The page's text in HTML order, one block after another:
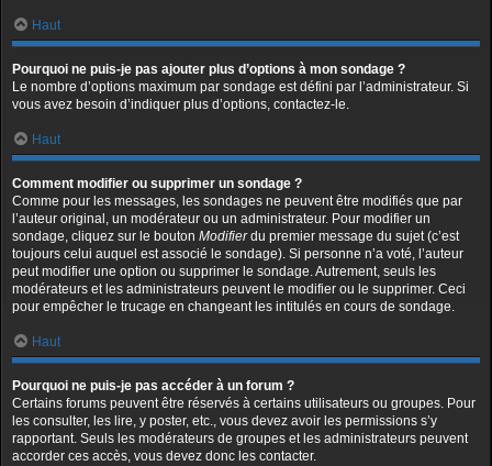
Haut
Pourquoi ne puis-je pas ajouter plus d’options à mon sondage ?
Le nombre d’options maximum par sondage est défini par l’administrateur. Si
vous avez besoin d’indiquer plus d’options, contactez-le.
Haut
Comment modifier ou supprimer un sondage ?
Comme pour les messages, les sondages ne peuvent être modifiés que par
l’auteur original, un modérateur ou un administrateur. Pour modifier un
sondage, cliquez sur le bouton Modifierdu premier message du sujet (c’est
toujours celui auquel est associé le sondage). Si personne n’a voté, l’auteur
peut modifier une option ou supprimer le sondage. Autrement, seuls les
modérateurs et les administrateurs peuvent le modifier ou le supprimer. Ceci
pour empêcher le trucage en changeant les intitulés en cours de sondage.
Haut
Pourquoi ne puis-je pas accéder à un forum ?
Certains forums peuvent être réservés à certains utilisateurs ou groupes. Pour
les consulter, les lire, y poster, etc., vous devez avoir les permissions s’y
rapportant. Seuls les modérateurs de groupes et les administrateurs peuvent
accorder ces accès, vous devez donc les contacter.